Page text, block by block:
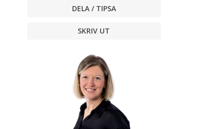
DELA / TIPSA
SKRIV UT